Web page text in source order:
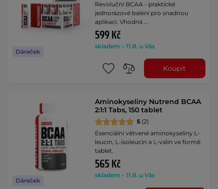
Dáreček
Revoluční BCAA - praktické
jednorázové balení pro snadnou
aplikaci. Vhodná …
599 Kč
skladem – 11.8. u Vás
Koupit
Dáreček
Aminokyseliny Nutrend BCAA
2:1:1 Tabs, 150 tablet
5 (2)
Esenciální větvené aminokyseliny L-
leucin, L-isoleucin a L-valin ve formě
tablet.
565 Kč
skladem – 11.8. u Vás